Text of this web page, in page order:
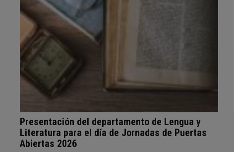
Presentación del departamento de Lengua y
Literatura para el día de Jornadas de Puertas
Abiertas 2026